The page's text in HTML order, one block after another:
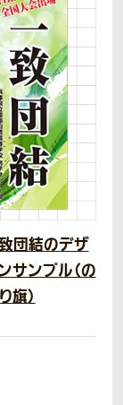
団結のデザ
サンプル（の
旗）